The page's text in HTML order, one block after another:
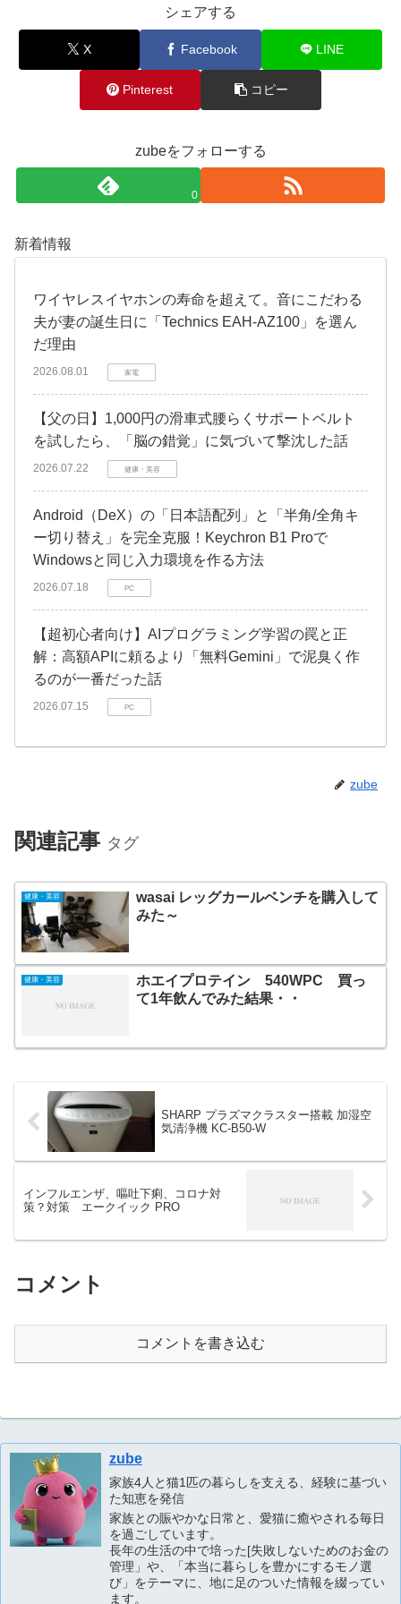
シェアする
X Facebook LINE
Pinterest コピー
zubeをフォローする
0
新着情報
​ワイヤレスイヤホンの寿命を超えて。音にこだわる
夫が妻の誕生日に「Technics EAH-AZ100」を選ん
だ理由
2026.08.01 家電
​【父の日】1,000円の滑車式腰らくサポートベルト
を試したら、「脳の錯覚」に気づいて撃沈した話
2026.07.22 健康・美容
Android（DeX）の「日本語配列」と「半角/全角キ
ー切り替え」を完全克服！Keychron B1 Proで
Windowsと同じ入力環境を作る方法
2026.07.18 PC
【超初心者向け】AIプログラミング学習の罠と正
解：高額APIに頼るより「無料Gemini」で泥臭く作
るのが一番だった話
2026.07.15 PC
zube
関連記事 タグ
健康・美容
wasai レッグカールベンチを購入して
みた～
健康・美容
ホエイプロテイン 540WPC 買っ
て1年飲んでみた結果・・
SHARP プラズマクラスター搭載 加湿空
気清浄機 KC-B50-W
インフルエンザ、嘔吐下痢、コロナ対
策？対策 エークイック PRO
コメント
コメントを書き込む
zube
家族4人と猫1匹の暮らしを支える、経験に基づい
た知恵を発信
家族との賑やかな日常と、愛猫に癒やされる毎日
を過ごしています。
長年の生活の中で培った[失敗しないためのお金の
管理」や、「本当に暮らしを豊かにするモノ選
び」をテーマに、地に足のついた情報を綴ってい
ます。